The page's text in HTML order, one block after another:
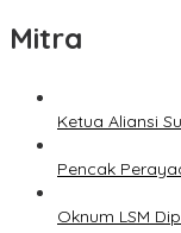
Mitra
Ketua Aliansi
Pencak
Oknum LSM